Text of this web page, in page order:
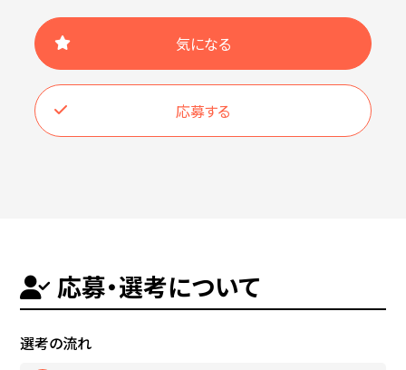
気になる
応募する
応募・選考について
選考の流れ